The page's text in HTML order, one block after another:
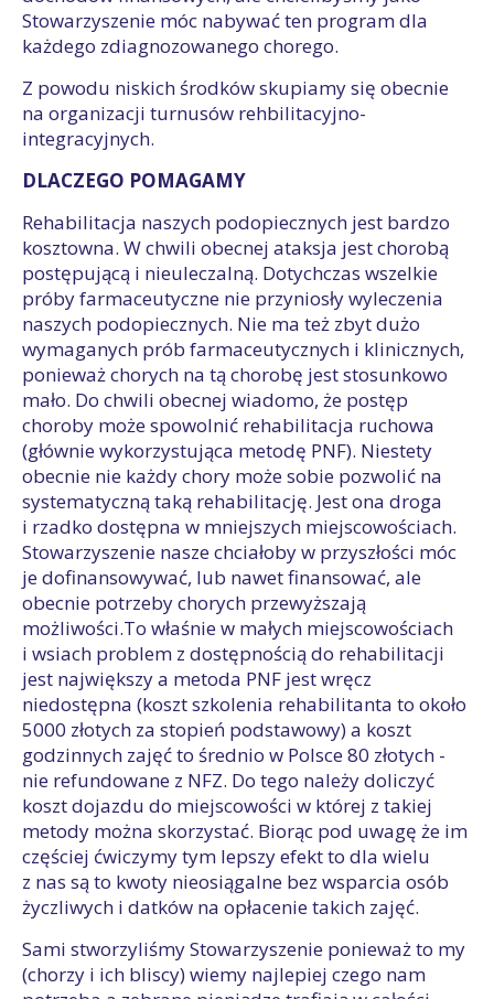
Stowarzyszenie móc nabywać ten program dla
każdego zdiagnozowanego chorego.
Z powodu niskich środków skupiamy się obecnie
na organizacji turnusów rehbilitacyjno-
integracyjnych.
DLACZEGO POMAGAMY
Rehabilitacja naszych podopiecznych jest bardzo
kosztowna. W chwili obecnej ataksja jest chorobą
postępującą i nieuleczalną. Dotychczas wszelkie
próby farmaceutyczne nie przyniosły wyleczenia
naszych podopiecznych. Nie ma też zbyt dużo
wymaganych prób farmaceutycznych i klinicznych,
ponieważ chorych na tą chorobę jest stosunkowo
mało. Do chwili obecnej wiadomo, że postęp
choroby może spowolnić rehabilitacja ruchowa
(głównie wykorzystująca metodę PNF). Niestety
obecnie nie każdy chory może sobie pozwolić na
systematyczną taką rehabilitację. Jest ona droga
i rzadko dostępna w mniejszych miejscowościach.
Stowarzyszenie nasze chciałoby w przyszłości móc
je dofinansowywać, lub nawet finansować, ale
obecnie potrzeby chorych przewyższają
możliwości.To właśnie w małych miejscowościach
i wsiach problem z dostępnością do rehabilitacji
jest największy a metoda PNF jest wręcz
niedostępna (koszt szkolenia rehabilitanta to około
5000 złotych za stopień podstawowy) a koszt
godzinnych zajęć to średnio w Polsce 80 złotych -
nie refundowane z NFZ. Do tego należy doliczyć
koszt dojazdu do miejscowości w której z takiej
metody można skorzystać. Biorąc pod uwagę że im
częściej ćwiczymy tym lepszy efekt to dla wielu
z nas są to kwoty nieosiągalne bez wsparcia osób
życzliwych i datków na opłacenie takich zajęć.
Sami stworzyliśmy Stowarzyszenie ponieważ to my
(chorzy i ich bliscy) wiemy najlepiej czego nam